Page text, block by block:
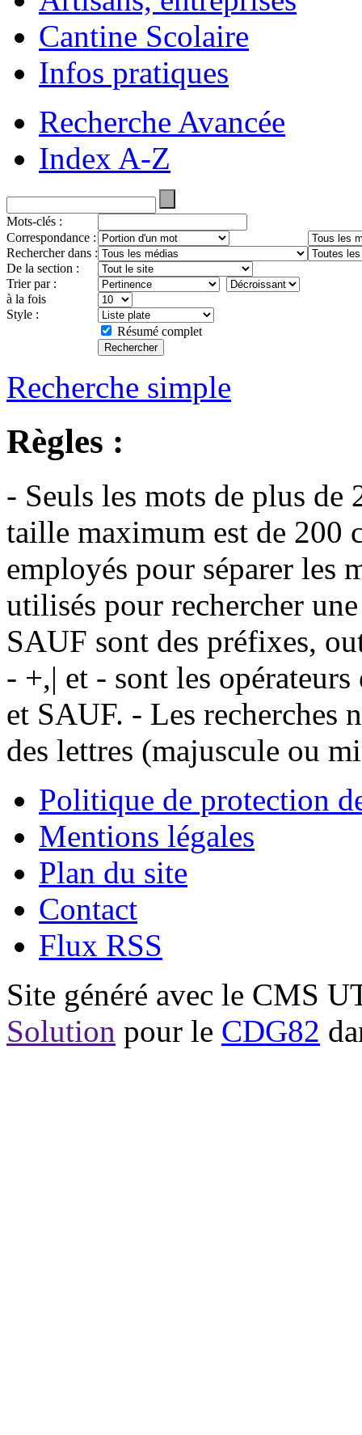
Cantine Scolaire
Infos pratiques
Recherche Avancée
Index A-Z
Mots-clés :
Correspondance :
Rechercher dans :
De la section :
Trier par :
à la fois
Style :
Résumé complet
Recherche simple
Règles :
- Seuls les mots de plus de
taille maximum est de 200
employés pour séparer les
utilisés pour rechercher
SAUF sont des préfixes,
- +,| et - sont les
et SAUF. - Les recherches
des lettres (majuscule ou
Politique de protection
Mentions légales
Plan du site
Contact
Flux RSS
Site généré avec le CMS
Solution pour le CDG82